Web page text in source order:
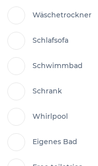
Wäschetrockner
Schlafsofa
Schwimmbad
Schrank
Whirlpool
Eigenes Bad